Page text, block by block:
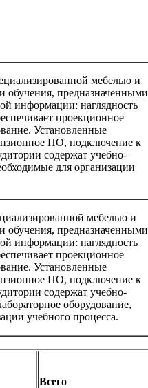
мебелью и
обучения, предназначенными
информации: наглядность
проекционное
Установленные
ПО, подключение к
содержат учебно-
для организации
мебелью и
обучения, предназначенными
информации: наглядность
проекционное
Установленные
ПО, подключение к
содержат учебно-
оборудование,
учебного процесса.
Всего